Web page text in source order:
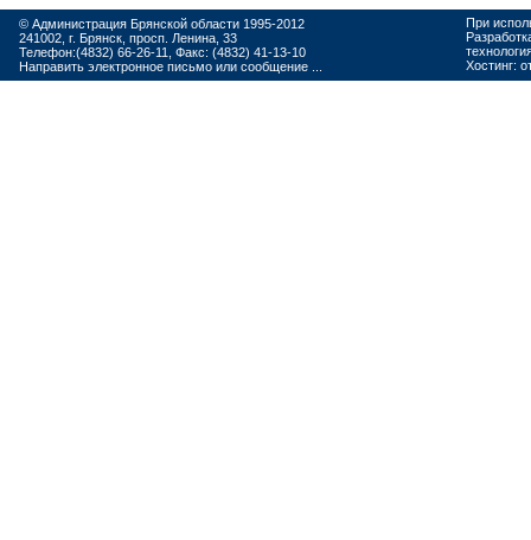
© Администрация Брянской области 1995-2012
241002, г. Брянск, просп. Ленина, 33
Телефон:(4832) 66-26-11, Факс: (4832) 41-13-10
Направить электронное письмо или сообщение ...
При
Хостинг: